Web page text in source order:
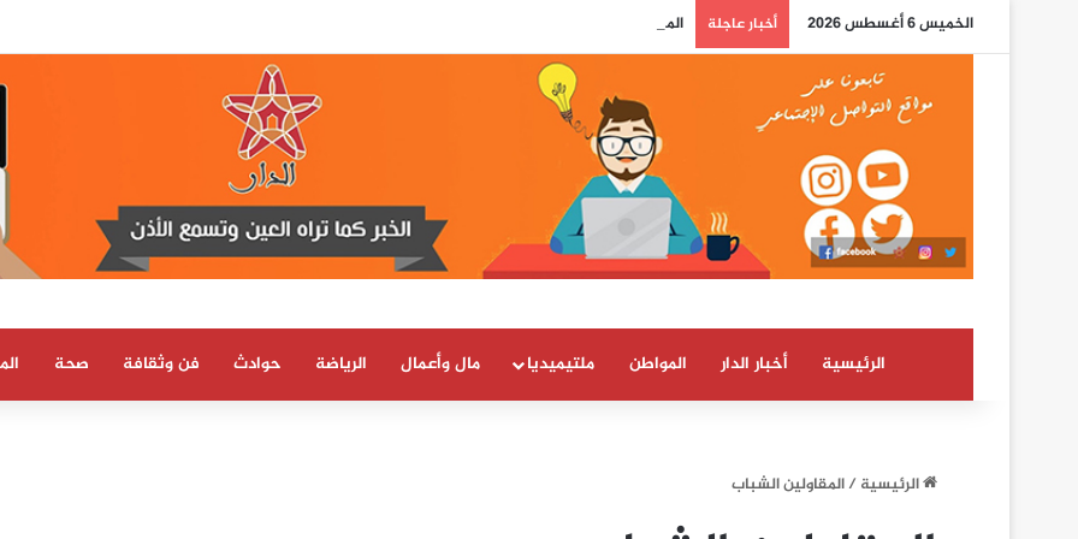
الخميس 6 أغسطس 2026 أخبار عاجلة المختبر الوطني للشرطة العلمية والتقنية يحصل على شهادة الاعتماد والمطابقة والجودة بالمعيار الدولي
الرئيسية أخبار الدار المواطن ملتيميديا مال وأعمال الرياضة حوادث فن وثقافة صحة
الرئيسية/المقاولين الشباب